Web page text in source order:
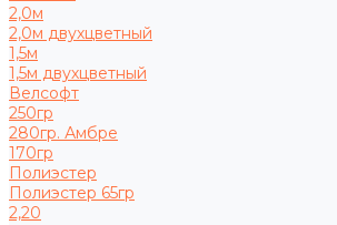
2,0м
2,0м двухцветный
1,5м
1,5м двухцветный
Велсофт
250гр
280гр. Амбре
170гр
Полиэстер
Полиэстер 65гр
2,20